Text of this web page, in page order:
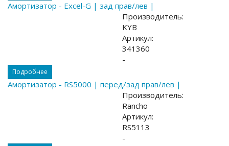
Амортизатор - Excel-G | зад прав/лев |
Производитель:
KYB
Артикул:
341360
-
Подробнее
Амортизатор - RS5000 | перед/зад прав/лев |
Производитель:
Rancho
Артикул:
RS5113
-